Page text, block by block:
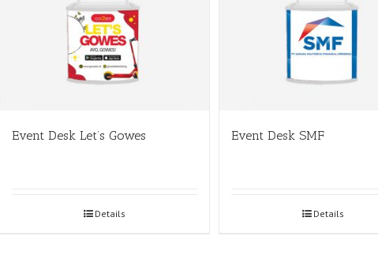
Event Desk Let’s Gowes
Details
Event Desk SMF
Details